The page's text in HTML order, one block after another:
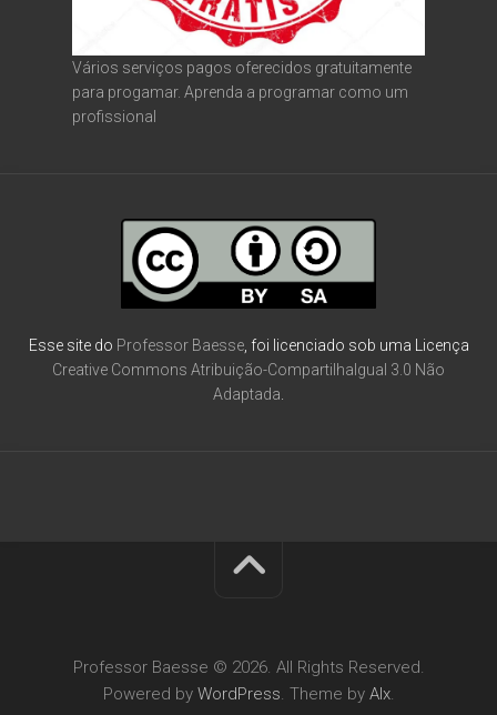
Vários serviços pagos oferecidos gratuitamente
para progamar. Aprenda a programar como um
profissional
Esse site do Professor Baesse, foi licenciado sob uma Licença
Creative Commons Atribuição-CompartilhaIgual 3.0 Não
Adaptada
Professor Baesse © 2026. All Rights Reserved.
Powered by WordPress. Theme by Alx.